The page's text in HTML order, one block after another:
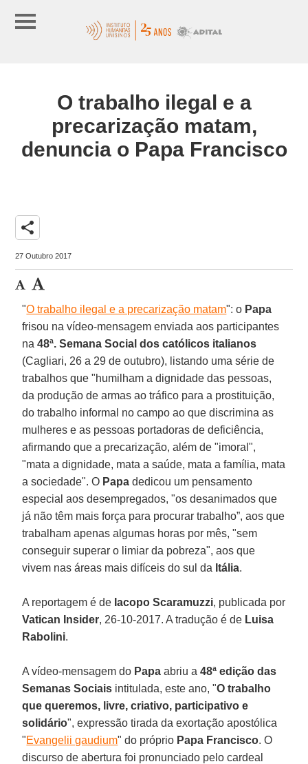
O trabalho ilegal e a
precarização matam,
denuncia o Papa Francisco
share
27 Outubro 2017
"O trabalho ilegal e a precarização matam": o Papa
frisou na vídeo-mensagem enviada aos participantes
na48ª. Semana Social dos católicos italianos
(Cagliari, 26 a 29 de outubro), listando uma série de
trabalhos que "humilham a dignidade das pessoas,
da produção de armas ao tráfico para a prostituição,
do trabalho informal no campo ao que discrimina as
mulheres e as pessoas portadoras de deficiência,
afirmando que a precarização, além de "imoral",
"mata a dignidade, mata a saúde, mata a família, mata
a sociedade". O Papa dedicou um pensamento
especial aos desempregados, "os desanimados que
já não têm mais força para procurar trabalho”, aos que
trabalham apenas algumas horas por mês, "sem
conseguir superar o limiar da pobreza", aos que
vivem nas áreas mais difíceis do sul da Itália.
A reportagem é de Iacopo Scaramuzzi, publicada por
Vatican Insider, 26-10-2017. A tradução é de Luisa
Rabolini.
A vídeo-mensagem do Papa abriu a48ª edição das
Semanas Sociais intitulada, este ano, "O trabalho
que queremos, livre, criativo, participativo e
solidário", expressão tirada da exortação apostólica
"Evangelii gaudium" do próprio Papa Francisco. O
discurso de abertura foi pronunciado pelo cardeal